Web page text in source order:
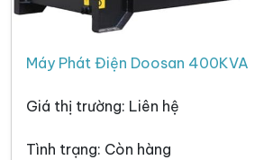
Máy Phát Điện Doosan 400KVA
Giá thị trường: Liên hệ
Tình trạng: Còn hàng